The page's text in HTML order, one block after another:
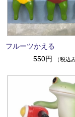
フルーツかえる
550円
（税込